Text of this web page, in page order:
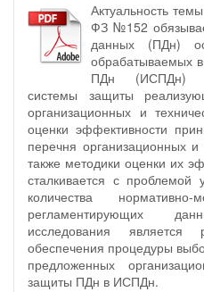
Актуальность
ФЗ №152
данных (ПДн)
обрабатываемых
ПДн (ИСПДн)
системы защиты
организационных и
оценки эффективности
перечня организационных
также методики оценки их
сталкивается с проблемой
количества нормативно-
регламентирующих
исследования является
обеспечения процедуры
предложенных
защиты ПДн в ИСПДн.